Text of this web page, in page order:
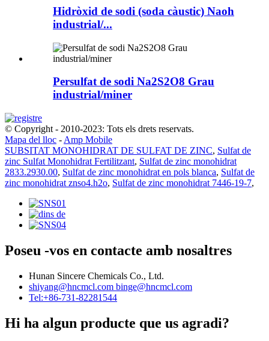
Hidròxid de sodi (soda càustic) Naoh
industrial/...
Persulfat de sodi Na2S2O8 Grau
industrial/miner
© Copyright - 2010-2023: Tots els drets reservats.
Mapa del lloc - Amp Mobile
SUBSITAT MONOHIDRAT DE SULFAT DE ZINC, Sulfat de
zinc Sulfat Monohidrat Fertilitzant, Sulfat de zinc monohidrat
2833.2930.00, Sulfat de zinc monohidrat en pols blanca, Sulfat de
zinc monohidrat znso4.h2o, Sulfat de zinc monohidrat 7446-19-7,
Poseu -vos en contacte amb nosaltres
Hunan Sincere Chemicals Co., Ltd.
shiyang@hncmcl.com binge@hncmcl.com
Tel:+86-731-82281544
Hi ha algun producte que us agradi?